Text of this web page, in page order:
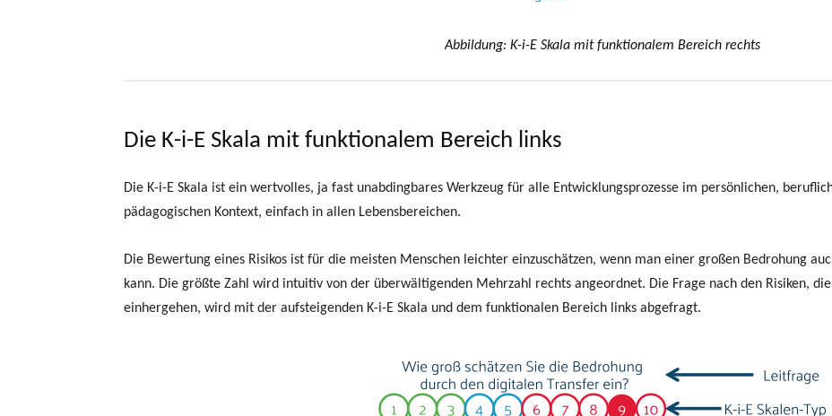
Abbildung: K-i-E Skala mit funktionalem Bereich rechts
Die K-i-E Skala mit funktionalem Bereich links
Die K-i-E Skala ist ein wertvolles, ja fast unabdingbares Werkzeug für alle Entwicklungsprozesse im persönlichen,
pädagogischen Kontext, einfach in allen Lebensbereichen.
Die Bewertung eines Risikos ist für die meisten Menschen leichter einzuschätzen, wenn man einer großen Bedrohung
kann. Die größte Zahl wird intuitiv von der überwältigenden Mehrzahl rechts angeordnet. Die Frage nach den Risiken,
einhergehen, wird mit der aufsteigenden K-i-E Skala und dem funktionalen Bereich links abgefragt.